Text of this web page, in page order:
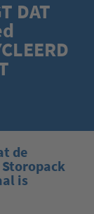
DAT
de
Storopack
is